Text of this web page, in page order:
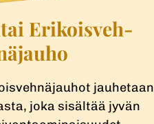
Erikoisveh­
jauhetaan
joka sisältää jyvän